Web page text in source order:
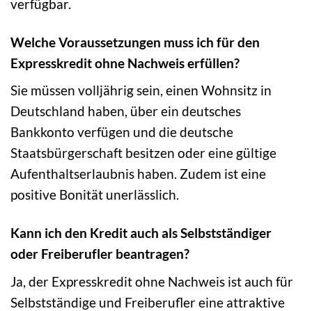
verfügbar.
Welche Voraussetzungen muss ich für den
Expresskredit ohne Nachweis erfüllen?
Sie müssen volljährig sein, einen Wohnsitz in
Deutschland haben, über ein deutsches
Bankkonto verfügen und die deutsche
Staatsbürgerschaft besitzen oder eine gültige
Aufenthaltserlaubnis haben. Zudem ist eine
positive Bonität unerlässlich.
Kann ich den Kredit auch als Selbstständiger
oder Freiberufler beantragen?
Ja, der Expresskredit ohne Nachweis ist auch für
Selbstständige und Freiberufler eine attraktive